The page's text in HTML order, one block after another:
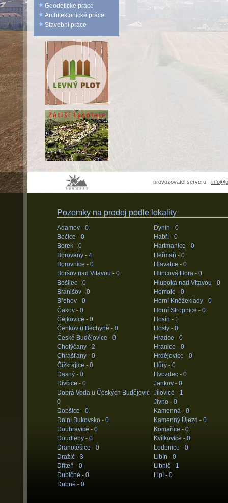
Geodetické práce
Architektonické práce
Stavební práce
provozovatel serveru -
Pozemky na prodej podle lokality
Adamov - 0
Bečice - 0
Borek - 0
Borovany - 4
Borovnice - 0
Boršov nad Vltavou - 0
Bošilec - 0
Branišov - 0
Břehov - 0
Čakov - 0
Čejkovice - 0
Čenkov u Bechyně - 0
České Budějovice - 0
Chotýčany - 2
Chrášťany - 0
Čížkrajice - 0
Dasný - 0
Dívčice - 0
Dobrá Voda u Českých Budějovic -
0
Dobšice - 0
Dolní Bukovsko - 0
Doubravice - 0
Doudleby - 0
Drahotěšice - 0
Dražíč - 3
Dříteň - 0
Dubičné - 0
Dubné - 0
Dynín - 0
Habří - 0
Hartmanice - 0
Heřmaň - 0
Hlavatce - 0
Hlincová Hora - 0
Hluboká nad Vltavou - 0
Homole - 0
Horní Kněžeklady - 0
Horní Stropnice - 0
Hosín - 1
Hosty - 0
Hradce - 0
Hranice - 0
Hrdějovice - 0
Hůry - 0
Hvozdec - 0
Jankov - 0
Jílovice - 1
Jivno - 0
Kamenná - 0
Kamenný Újezd - 0
Komařice - 0
Kvítkovice - 0
Ledenice - 0
Libín - 0
Libníč - 1
Lipí - 0